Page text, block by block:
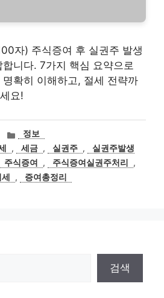
자) 주식증여 후 실권주 발생
니다. 7가지 핵심 요약으로
확히 이해하고, 절세 전략까
요!
카
테
고
리
정보
, 세금 , 실권주 ,
실권주발생
주식증여 , 주식증여실권주처리
,
, 증여총정리
검색